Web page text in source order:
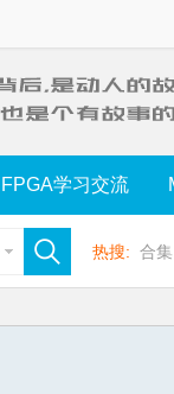
FPGA学习交流
热搜: 合集